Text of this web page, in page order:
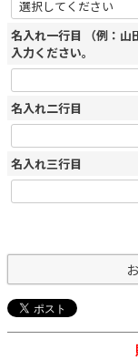
名入れ一行目 （例：
入力ください。
名入れ二行目
名入れ三行目